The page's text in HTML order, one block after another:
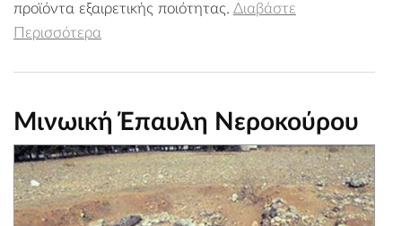
προϊόντα εξαιρετικής ποιότητας. Διαβάστε
Περισσότερα
Μινωική Έπαυλη Νεροκούρου